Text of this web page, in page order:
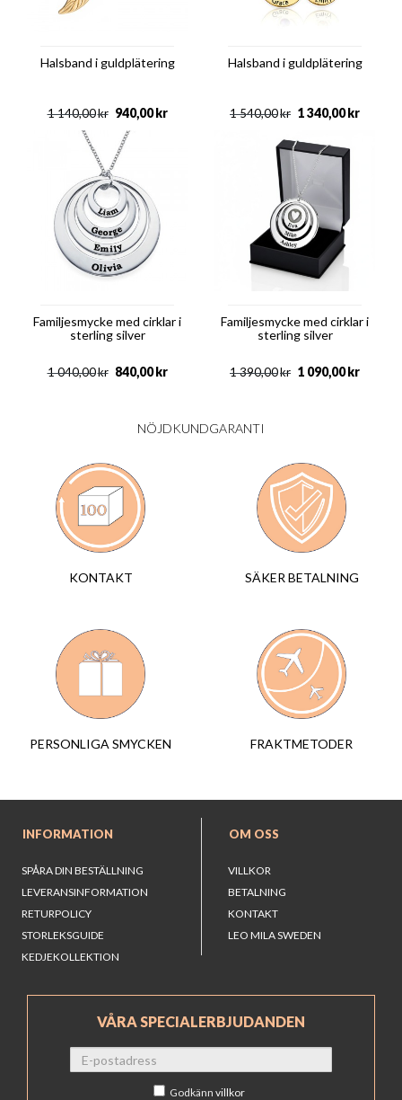
Halsband i guldplätering
kr
1 140,00 kr
940,00
Halsband i guldplätering
kr
1 540,00 kr
1 340,00
Familjesmycke med cirklar i
sterling silver
kr
1 040,00 kr
840,00
Familjesmycke med cirklar i
sterling silver
kr
1 390,00 kr
1 090,00
NÖJDKUNDGARANTI
KONTAKT SÄKER BETALNING
PERSONLIGA SMYCKEN FRAKTMETODER
INFORMATION
SPÅRA DIN BESTÄLLNING
LEVERANSINFORMATION
RETURPOLICY
STORLEKSGUIDE
KEDJEKOLLEKTION
OM OSS
VILLKOR
BETALNING
KONTAKT
LEO MILA SWEDEN
VÅRA SPECIALERBJUDANDEN
Godkänn villkor